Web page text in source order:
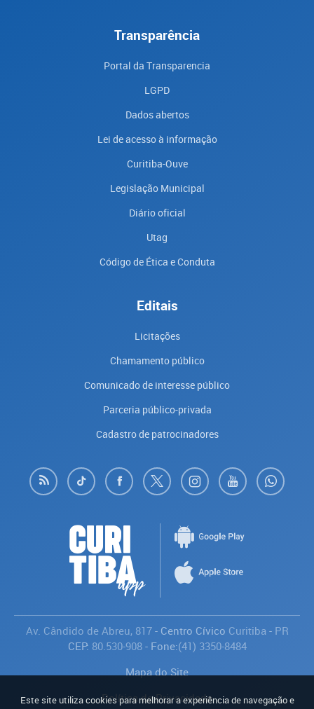
Transparência
Portal da Transparencia
LGPD
Dados abertos
Lei de acesso à informação
Curitiba-Ouve
Legislação Municipal
Diário oficial
Utag
Código de Ética e Conduta
Editais
Licitações
Chamamento público
Comunicado de interesse público
Parceria público-privada
Cadastro de patrocinadores
Av. Cândido de Abreu, 817- Centro Cívico Curitiba - PR
CEP: 80.530-908- Fone:(41) 3350-8484
Mapa do Site
Política de Privacidade
Este site utiliza cookies para melhorar a experiência de navegação e